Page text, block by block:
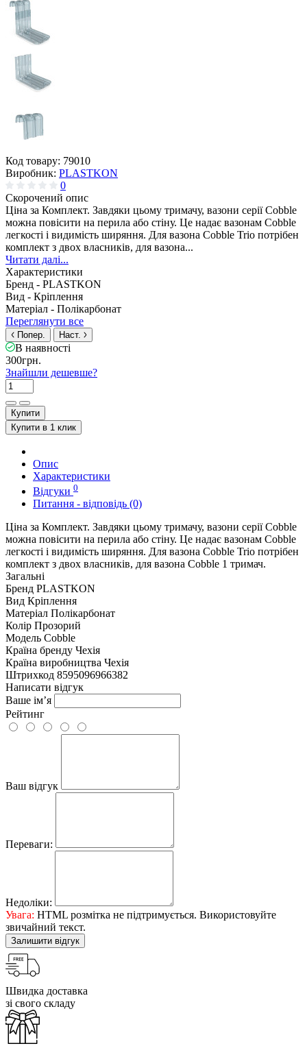
Код товару: 79010
Виробник: PLASTKON
0
Скорочений опис
Ціна за Комплект. Завдяки цьому тримачу, вазони серії Cobble
можна повісити на перила або стіну. Це надає вазонам Cobble
легкості і видимість ширяння. Для вазона Cobble Trio потрібен
комплект з двох власників, для вазона...
Читати далі...
Характеристики
Бренд - PLASTKON
Вид - Кріплення
Матеріал - Полікарбонат
Переглянути все
Попер. Наст.
В наявності
300грн.
Знайшли дешевше?
Купити
Купити в 1 клик
Опис
Характеристики
Відгуки 0
Питання - відповідь (0)
Ціна за Комплект. Завдяки цьому тримачу, вазони серії Cobble
можна повісити на перила або стіну. Це надає вазонам Cobble
легкості і видимість ширяння. Для вазона Cobble Trio потрібен
комплект з двох власників, для вазона Cobble 1 тримач.
Загальні
Бренд PLASTKON
Вид Кріплення
Матеріал Полікарбонат
Колір Прозорий
Модель Cobble
Країна бренду Чехія
Країна виробництва Чехія
Штрихкод 8595096966382
Написати відгук
Ваше ім’я
Рейтинг
Ваш відгук
Переваги:
Недоліки:
Увага: HTML розмітка не підтримується. Використовуйте
звичайний текст.
Залишити відгук
Швидка доставка
зі свого складу